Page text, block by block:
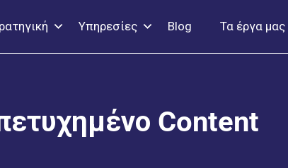
Υπηρεσίες Blog Τα έργα μας
Content